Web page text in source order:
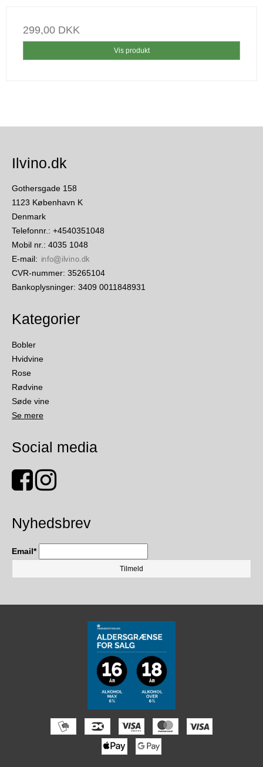
299,00 DKK
Vis produkt
Ilvino.dk
Gothersgade 158
1123 København K
Denmark
Telefonnr.: +4540351048
Mobil nr.: 4035 1048
E-mail:
CVR-nummer: 35265104
Bankoplysninger: 3409 0011848931
Kategorier
Bobler
Hvidvine
Rose
Rødvine
Søde vine
Se mere
Social media
Nyhedsbrev
Email*